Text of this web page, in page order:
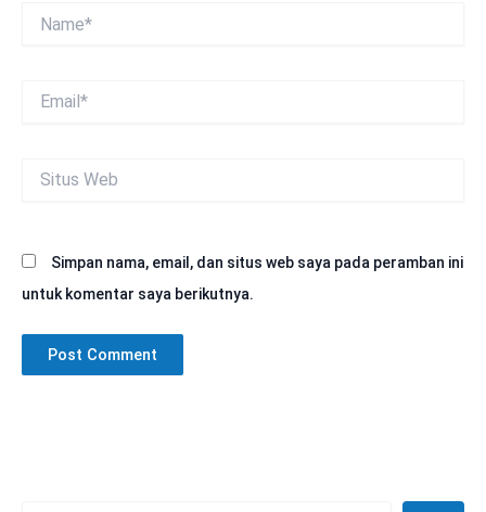
Web
Simpan nama, email, dan situs web saya pada peramban ini
untuk komentar saya berikutnya.